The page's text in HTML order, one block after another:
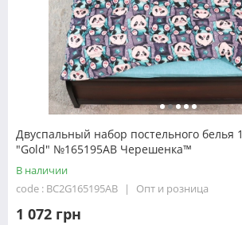
Двуспальный набор постельного белья
"Gold" №165195AB Черешенка™
В наличии
code : BC2G165195AB
Опт и розница
1 072 грн